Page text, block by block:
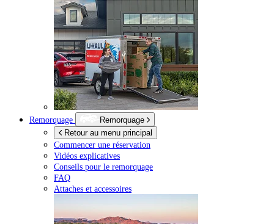
Remorquage
Remorquage
Retour au menu principal
Commencer une réservation
Vidéos explicatives
Conseils pour le remorquage
FAQ
Attaches et accessoires